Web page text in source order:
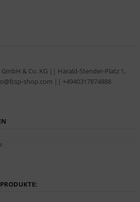
& Co. KG || Harald-Stender-Platz 1,
shop.com || +4940317874888